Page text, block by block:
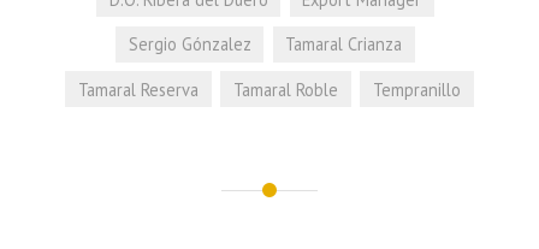
Sergio Gónzalez
Tamaral Crianza
Tamaral Reserva
Tamaral Roble Tempranillo